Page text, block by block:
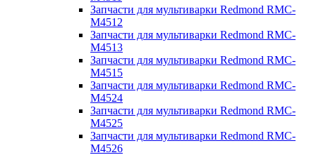
Запчасти для мультиварки Redmond RMC-
M4512
Запчасти для мультиварки Redmond RMC-
M4513
Запчасти для мультиварки Redmond RMC-
M4515
Запчасти для мультиварки Redmond RMC-
M4524
Запчасти для мультиварки Redmond RMC-
M4525
Запчасти для мультиварки Redmond RMC-
M4526